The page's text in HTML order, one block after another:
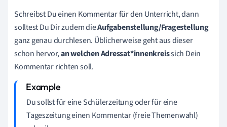
Schreibst Du einen Kommentar für den Unterricht, dann
solltest Du Dir zudem dieAufgabenstellung/Fragestellung
ganz genau durchlesen. Üblicherweise geht aus dieser
schon hervor,an welchen Adressat*innenkreissich Dein
Kommentar richten soll.
Du sollst für eine Schülerzeitung oder für eine
Tageszeitung einen Kommentar (freie Themenwahl)